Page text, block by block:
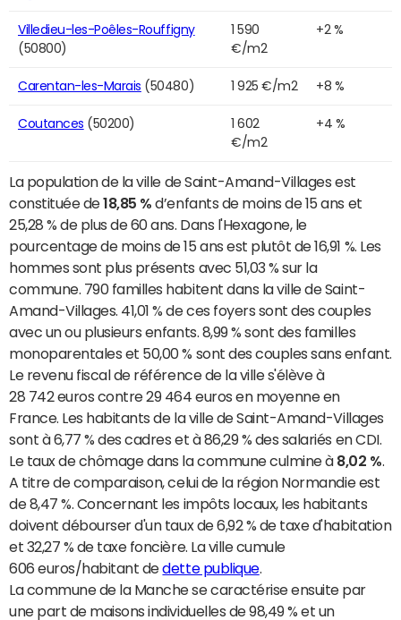
Villedieu-les-Poêles-Rouffigny
(50800)
1 590
€/m2
+2 %
Carentan-les-Marais (50480) 1 925 €/m2 +8 %
Coutances (50200)
1 602
€/m2
+4 %
La population de la ville de Saint-Amand-Villages est
constituée de18,85 % d’enfants de moins de 15 ans et
25,28 % de plus de 60 ans. Dans l'Hexagone, le
pourcentage de moins de 15 ans est plutôt de 16,91 %. Les
hommes sont plus présents avec 51,03 % sur la
commune. 790 familles habitent dans la ville de Saint-
Amand-Villages. 41,01 % de ces foyers sont des couples
avec un ou plusieurs enfants. 8,99 % sont des familles
monoparentales et 50,00 % sont des couples sans enfant.
Le revenu fiscal de référence de la ville s'élève à
28 742 euros contre 29 464 euros en moyenne en
France. Les habitants de la ville de Saint-Amand-Villages
sont à 6,77 % des cadres et à 86,29 % des salariés en CDI.
Le taux de chômage dans la commune culmine à 8,02 %.
A titre de comparaison, celui de la région Normandie est
de 8,47 %. Concernant les impôts locaux, les habitants
doivent débourser d'un taux de 6,92 % de taxe d'habitation
et 32,27 % de taxe foncière. La ville cumule
606 euros/habitant dedette publique.
La commune de la Manche se caractérise ensuite par
une part de maisons individuelles de 98,49 % et un